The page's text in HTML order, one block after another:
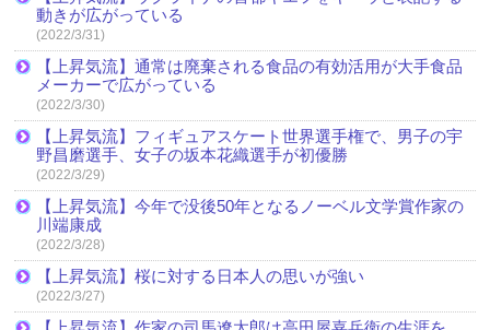
動きが広がっている
(2022/3/31)
【上昇気流】通常は廃棄される食品の有効活用が大手食品
メーカーで広がっている
(2022/3/30)
【上昇気流】フィギュアスケート世界選手権で、男子の宇
野昌磨選手、女子の坂本花織選手が初優勝
(2022/3/29)
【上昇気流】今年で没後50年となるノーベル文学賞作家の
川端康成
(2022/3/28)
【上昇気流】桜に対する日本人の思いが強い
(2022/3/27)